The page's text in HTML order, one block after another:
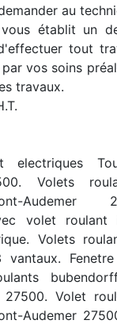
au
établit un
tout
vos soins
travaux.
electriques
Volets
Pont-
volet roulant
Volets
vantaux.
27500. Volet
Audemer